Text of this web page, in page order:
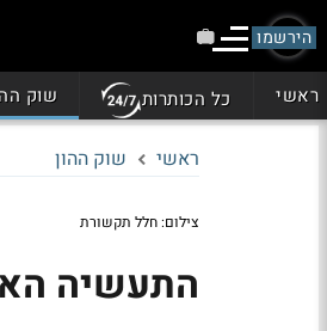
הירשמו
ראשי כל הכותרות שוק
ראשי שוק ההון
צילום: חלל תקשורת
התעשיה